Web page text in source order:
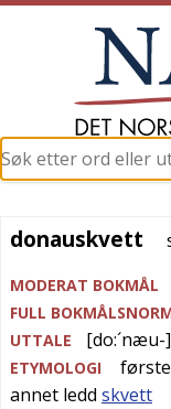
donauskvett
MODERAT BOKMÅL
FULL
UTTALE
[do:´næu-]
ETYMOLOGI
annet ledd skvett